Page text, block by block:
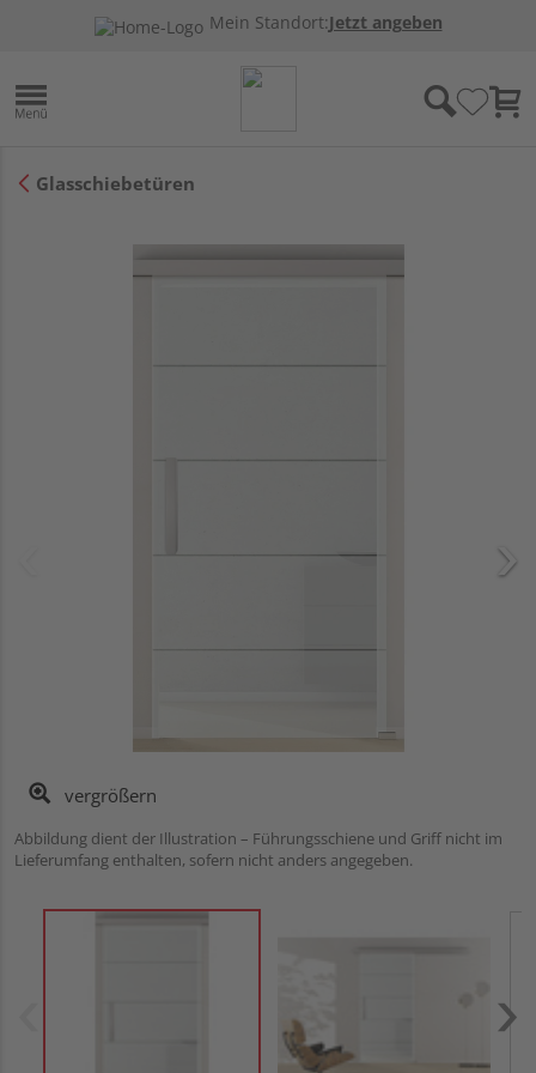
Mein Standort:Jetzt angeben
Glasschiebetüren
vergrößern
Abbildung dient der Illustration – Führungsschiene und Griff nicht im
Lieferumfang enthalten, sofern nicht anders angegeben.